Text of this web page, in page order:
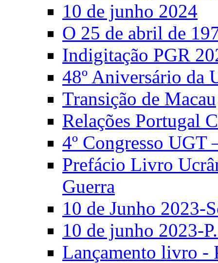
10 de junho 2024
O 25 de abril de
Indigitação PGR
48º Aniversário da
Transição de Macau
Relações Portugal
4º Congresso UGT
Prefácio Livro
Guerra
10 de Junho 2023-
10 de junho 2023-
Lançamento livro -